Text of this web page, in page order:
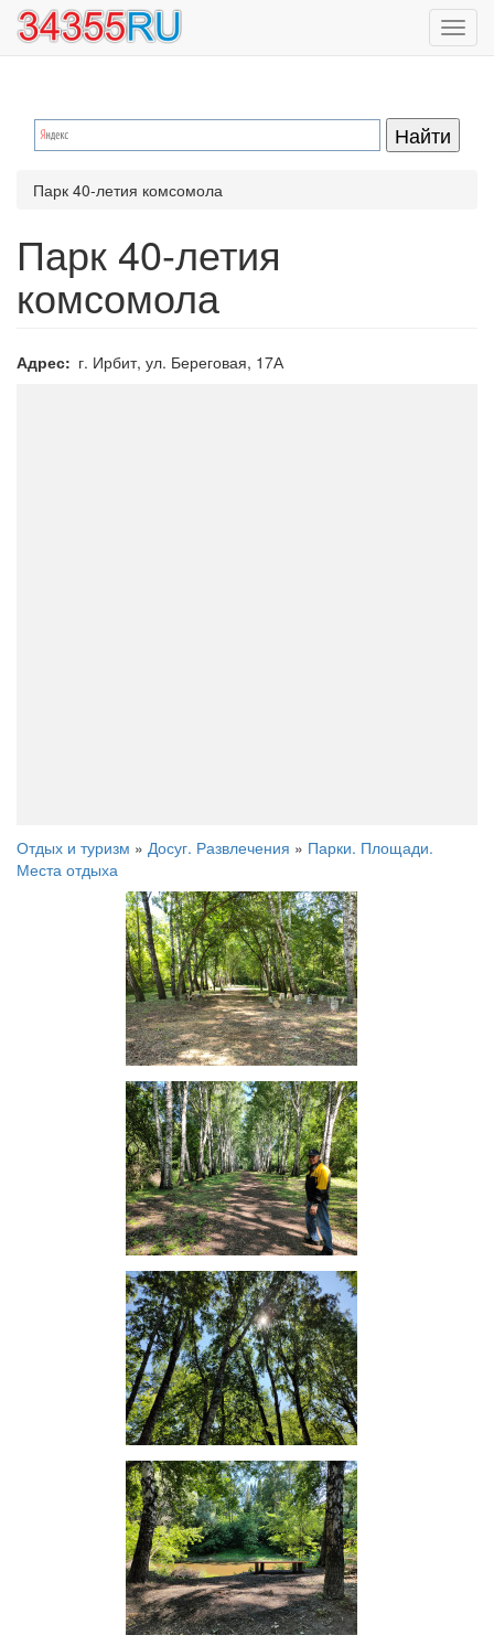
Перейти
основному
Парк 40-летия комсомола
Парк 40-летия
комсомола
Адрес г. Ирбит, ул. Береговая, 17А
Отдых и туризм » Досуг. Развлечения » Парки. Площади.
Места отдыха